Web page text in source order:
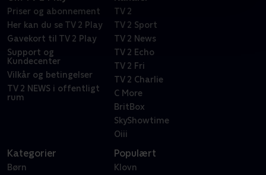
Priser og abonnement
Her kan du se TV 2 Play
Gavekort til TV 2 Play
Support og
Kundecenter
Vilkår og betingelser
TV 2 NEWS i offentligt
rum
TV 2
TV 2 Sport
TV 2 News
TV 2 Echo
TV 2 Fri
TV 2 Charlie
C More
BritBox
SkyShowtime
Oiii
Kategorier
Børn
Populært
Klovn